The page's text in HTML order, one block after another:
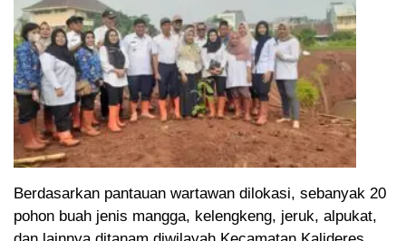
Berdasarkan pantauan wartawan dilokasi, sebanyak 20
pohon buah jenis mangga, kelengkeng, jeruk, alpukat,